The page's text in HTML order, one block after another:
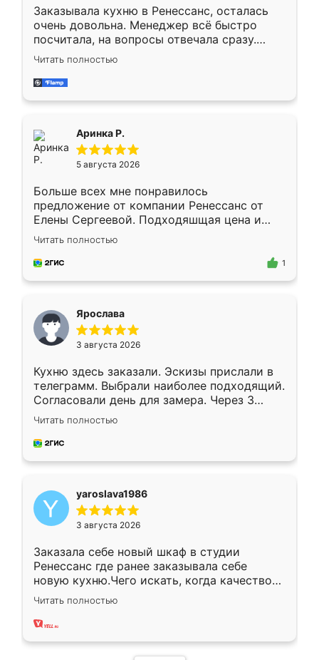
Заказывала кухню в Ренессанс, осталась
очень довольна. Менеджер всё быстро
посчитала, на вопросы отвечала сразу.
Замерщик приехал в субботу, подошёл к
делу со всей ответственностью. Собрали
за день, ребята работали аккуратно, даже
Читать полностью
Аринка Р.
5 августа 2026
Больше всех мне понравилось
предложение от компании Ренессанс от
Елены Сергеевой. Подходяшщая цена и
короткие сроки изготовления. Приехавший
для замера сотрудник Владислав
предложил по моему эскизу самый
Читать полностью
1
Ярослава
3 августа 2026
Кухню здесь заказали. Эскизы прислали в
телеграмм. Выбрали наиболее подходящий.
Согласовали день для замера. Через 3
недели кухня была уже готова. Остались
довольны работой. Спасибо Ренессанс
мебель за качественную работу!
Читать полностью
yaroslava1986
3 августа 2026
Заказала себе новый шкаф в студии
Ренессанс где ранее заказывала себе
новую кухню.Чего искать, когда качеством
вполне довольна. Служит кухня уже почти
два года, нареканий нет.
Читать полностью